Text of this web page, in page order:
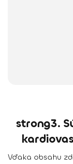
strong3.
Vďaka obsahu